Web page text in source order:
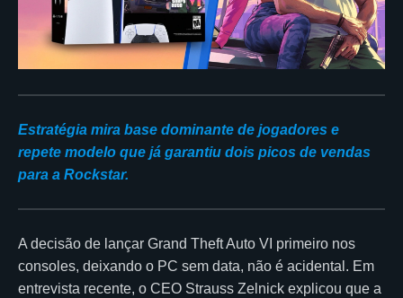
Estratégia mira base dominante de jogadores e
repete modelo que já garantiu dois picos de vendas
para a Rockstar.
A decisão de lançar Grand Theft Auto VI primeiro nos
consoles, deixando o PC sem data, não é acidental. Em
entrevista recente, o CEO Strauss Zelnick explicou que a